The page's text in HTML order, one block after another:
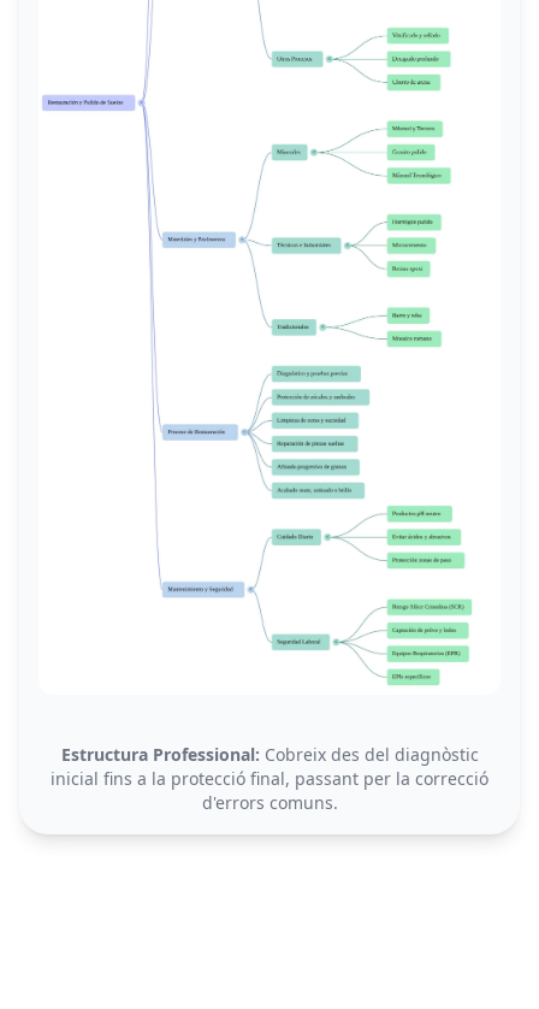
Estructura Professional: Cobreix des del diagnòstic
inicial fins a la protecció final, passant per la correcció
d'errors comuns.